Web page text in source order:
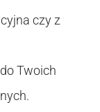
czy z
Twoich